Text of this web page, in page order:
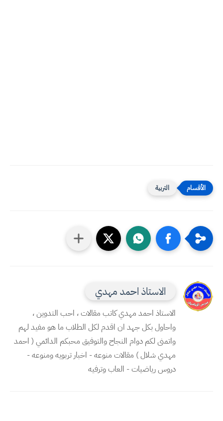
التربية
الاستاذ احمد مهدي
الاستاذ احمد مهدي كاتب مقالات ، احب التدوين ،
واحاول بكل جهد ان اقدم لكل الطلاب ما هو مفيد لهم
واتمنى لكم دوام النجاح والتوفيق محبكم الدائمي ( احمد
مهدي شلال ) مقالات منوعه - اخبار تربويه ومنوعه -
دروس رياضيات - العاب وترفيه